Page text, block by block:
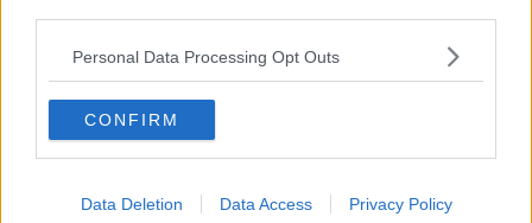
Personal Data Processing Opt Outs
CONFIRM
Data Deletion Data Access Privacy Policy